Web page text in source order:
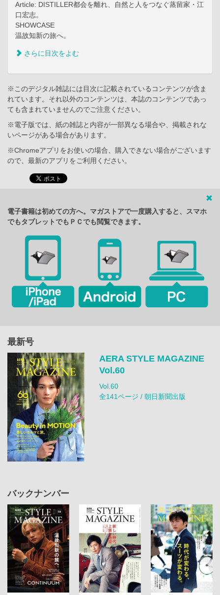
Article: DISTILLER都会を離れ、自然と人をつなぐ蒸留家・江
口宏志。
SHOWCASE
温故知新の旅へ。
さらに目次をよむ
※このデジタル雑誌には目次に記載されているコンテンツが含ま
れています。それ以外のコンテンツは、本誌のコンテンツであっ
ても含まれていませんのでご注意ください。
※電子版では、紙の雑誌と内容が一部異なる場合や、掲載されな
いページがある場合があります。
※Chromeアプリをお使いの場合、購入できない場合がございます
ので、最新のアプリをご利用ください。
電子書籍は初めての方へ。マガストアで一度購入すると、スマホ
でもタブレットでもＰＣでも閲覧できます。
最新号
AERA STYLE MAGAZINE
Vol.60
Vol.60
全141ページ / 朝日新聞出版
バックナンバー